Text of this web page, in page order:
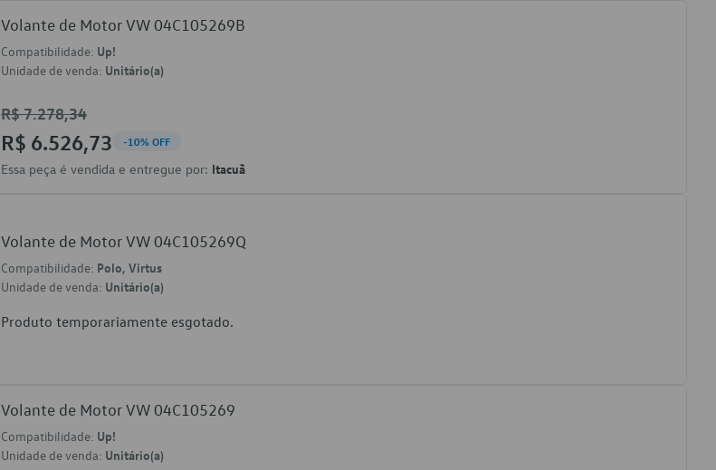
Volante de Motor VW 04C105269B
Compatibilidade: Up!
Unidade de venda: Unitário(a)
R$ 7.278,34
R$ 6.526,73 -10% OFF
Essa peça é vendida e entregue por: Itacuã
Volante de Motor VW 04C105269Q
Compatibilidade: Polo, Virtus
Unidade de venda: Unitário(a)
Produto temporariamente esgotado.
Volante de Motor VW 04C105269
Compatibilidade: Up!
Unidade de venda: Unitário(a)